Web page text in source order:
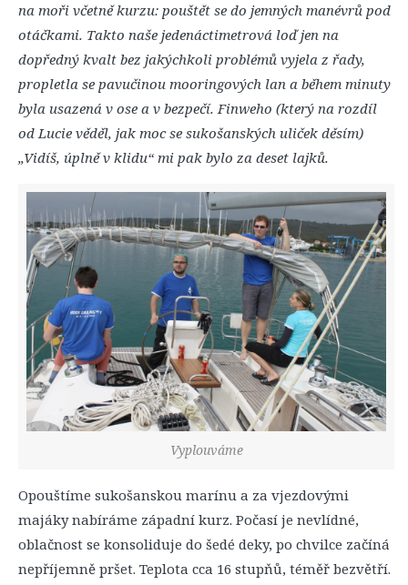
na moři včetně kurzu: pouštět se do jemných manévrů pod
otáčkami. Takto naše jedenáctimetrová loď jen na
dopředný kvalt bez jakýchkoli problémů vyjela z řady,
propletla se pavučinou mooringových lan a během minuty
byla usazená v ose a v bezpečí. Finweho (který na rozdíl
od Lucie věděl, jak moc se sukošanských uliček děsím)
„Vidíš, úplně v klidu“ mi pak bylo za deset lajků.
Vyplouváme
Opouštíme sukošanskou marínu a za vjezdovými
majáky nabíráme západní kurz. Počasí je nevlídné,
oblačnost se konsoliduje do šedé deky, po chvilce začíná
nepříjemně pršet. Teplota cca 16 stupňů, téměř bezvětří.